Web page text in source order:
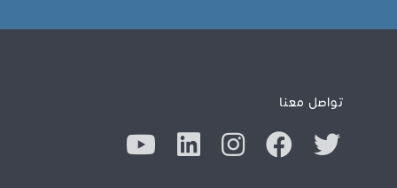
تواصل معنا